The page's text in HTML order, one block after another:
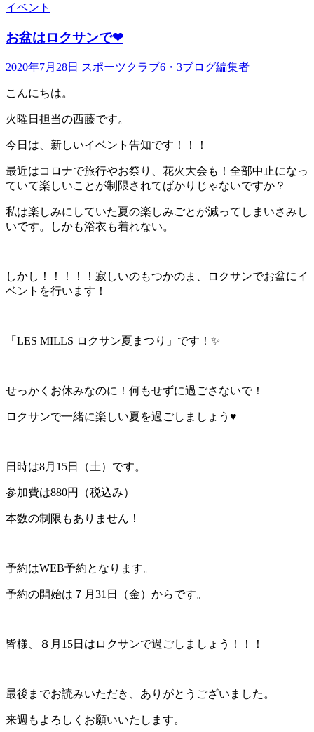
イベント
お盆はロクサンで❤
2020年7月28日 スポーツクラブ6・3ブログ編集者
こんにちは。
火曜日担当の西藤です。
今日は、新しいイベント告知です！！！
最近はコロナで旅行やお祭り、花火大会も！全部中止になっ
ていて楽しいことが制限されてばかりじゃないですか？
私は楽しみにしていた夏の楽しみごとが減ってしまいさみし
いです。しかも浴衣も着れない。
しかし！！！！！寂しいのもつかのま、ロクサンでお盆にイ
ベントを行います！
「LES MILLS ロクサン夏まつり」です！✨
せっかくお休みなのに！何もせずに過ごさないで！
ロクサンで一緒に楽しい夏を過ごしましょう♥
日時は8月15日（土）です。
参加費は880円（税込み）
本数の制限もありません！
予約はWEB予約となります。
予約の開始は７月31日（金）からです。
皆様、８月15日はロクサンで過ごしましょう！！！
最後までお読みいただき、ありがとうございました。
来週もよろしくお願いいたします。